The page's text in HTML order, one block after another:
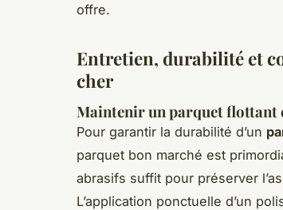
offre.
Entretien, durabilité et
cher
Maintenir un parquet flottant
Pour garantir la durabilité d’un
parquet bon marché est
abrasifs suffit pour préserver
L’application ponctuelle d’un